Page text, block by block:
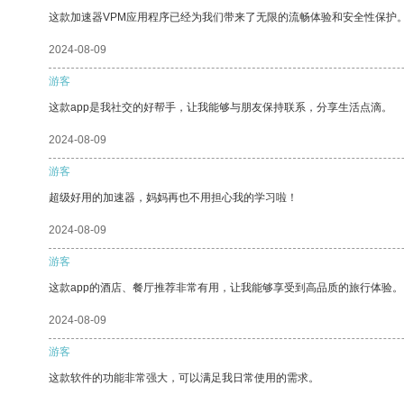
这款加速器VPM应用程序已经为我们带来了无限的流畅体验和安全性保护
2024-08-09
游客
这款app是我社交的好帮手，让我能够与朋友保持联系，分享生活点滴。
2024-08-09
游客
超级好用的加速器，妈妈再也不用担心我的学习啦！
2024-08-09
游客
这款app的酒店、餐厅推荐非常有用，让我能够享受到高品质的旅行体验。
2024-08-09
游客
这款软件的功能非常强大，可以满足我日常使用的需求。